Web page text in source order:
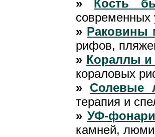
»
Кость
современных
» Раковины
рифов,
» Кораллы
кораловых
» Солевые
терапия и
» УФ-
камней,